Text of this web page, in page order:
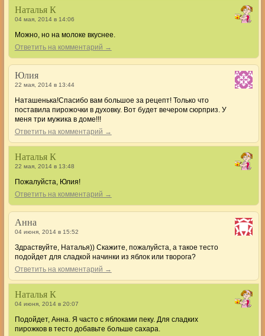
Наталья К
04 мая, 2014 в 14:06
Можно, но на молоке вкуснее.
Ответить на комментарий →
Юлия
22 мая, 2014 в 13:44
Наташенька!Спасибо вам большое за рецепт! Только что
поставила пирожочки в духовку. Вот будет вечером сюрприз. У
меня три мужика в доме!!!
Ответить на комментарий →
Наталья К
22 мая, 2014 в 13:48
Пожалуйста, Юлия!
Ответить на комментарий →
Анна
04 июня, 2014 в 15:52
Здраствуйте, Наталья)) Скажите, пожалуйста, а такое тесто
подойдет для сладкой начинки из яблок или творога?
Ответить на комментарий →
Наталья К
04 июня, 2014 в 20:07
Подойдет, Анна. Я часто с яблоками пеку. Для сладких
пирожков в тесто добавьте больше сахара.